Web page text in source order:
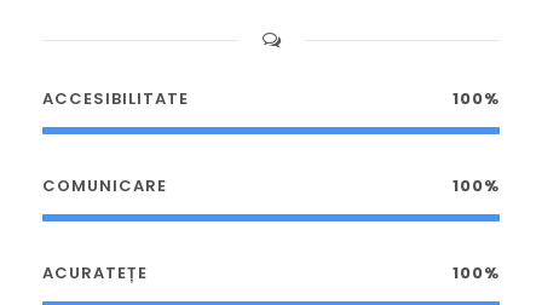
ACCESIBILITATE 100%
COMUNICARE 100%
ACURATEȚE 100%